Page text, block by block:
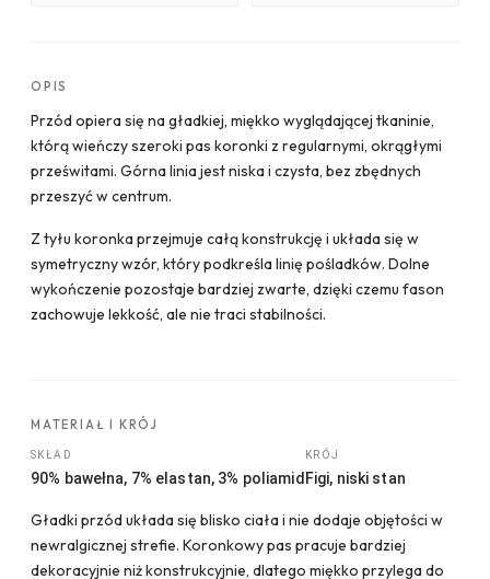
OPIS
Przód opiera się na gładkiej, miękko wyglądającej tkaninie,
którą wieńczy szeroki pas koronki z regularnymi, okrągłymi
prześwitami. Górna linia jest niska i czysta, bez zbędnych
przeszyć w centrum.
Z tyłu koronka przejmuje całą konstrukcję i układa się w
symetryczny wzór, który podkreśla linię pośladków. Dolne
wykończenie pozostaje bardziej zwarte, dzięki czemu fason
zachowuje lekkość, ale nie traci stabilności.
MATERIAŁ I KRÓJ
SKŁAD
90% bawełna, 7% elastan, 3% poliamid
KRÓJ
Figi, niski stan
Gładki przód układa się blisko ciała i nie dodaje objętości w
newralgicznej strefie. Koronkowy pas pracuje bardziej
dekoracyjnie niż konstrukcyjnie, dlatego miękko przylega do